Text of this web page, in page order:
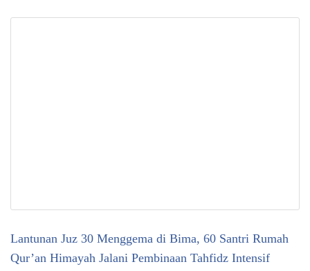
Lantunan Juz 30 Menggema di Bima, 60 Santri Rumah
Qur’an Himayah Jalani Pembinaan Tahfidz Intensif